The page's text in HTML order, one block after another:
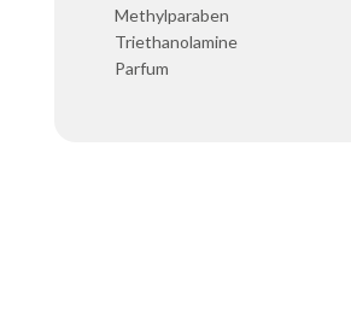
Methylparaben
Triethanolamine
Parfum